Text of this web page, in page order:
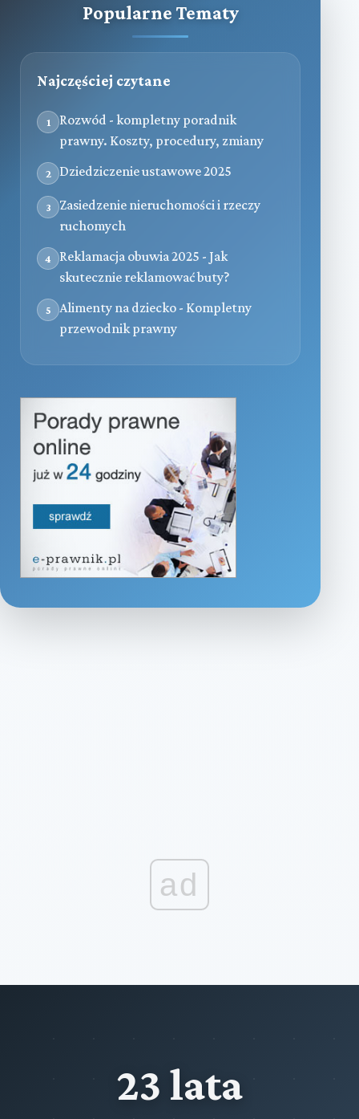
Popularne Tematy
Najczęściej czytane
1
Rozwód - kompletny poradnik
prawny. Koszty, procedury, zmiany
2 Dziedziczenie ustawowe 2025
3
Zasiedzenie nieruchomości i rzeczy
ruchomych
4
Reklamacja obuwia 2025 - Jak
skutecznie reklamować buty?
5
Alimenty na dziecko - Kompletny
przewodnik prawny
ad
23 lata